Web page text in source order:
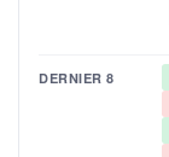
DERNIER 8